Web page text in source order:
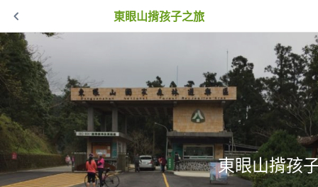
東眼山揹孩子之旅
東眼山揹孩